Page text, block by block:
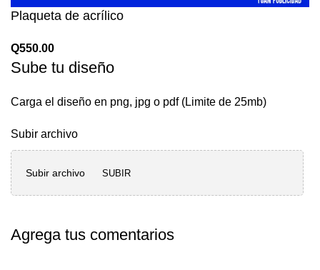
Plaqueta de acrílico
Q550.00
Sube tu diseño
Carga el diseño en png, jpg o pdf (Limite de 25mb)
Subir archivo
Subir archivo SUBIR
Agrega tus comentarios